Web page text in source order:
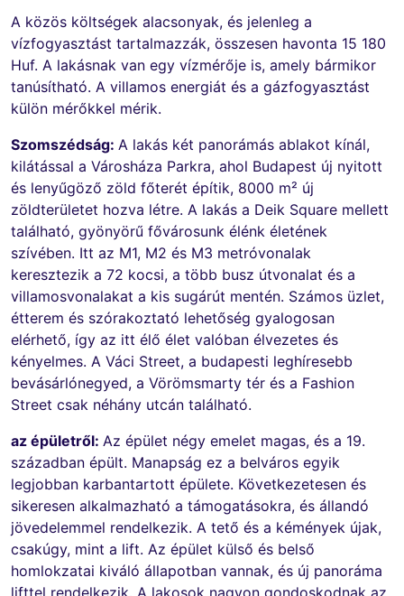
A közös költségek alacsonyak, és jelenleg a
vízfogyasztást tartalmazzák, összesen havonta 15 180
Huf. A lakásnak van egy vízmérője is, amely bármikor
tanúsítható. A villamos energiát és a gázfogyasztást
külön mérőkkel mérik.
Szomszédság: A lakás két panorámás ablakot kínál,
kilátással a Városháza Parkra, ahol Budapest új nyitott
és lenyűgöző zöld főterét építik, 8000 m² új
zöldterületet hozva létre. A lakás a Deik Square mellett
található, gyönyörű fővárosunk élénk életének
szívében. Itt az M1, M2 és M3 metróvonalak
keresztezik a 72 kocsi, a több busz útvonalat és a
villamosvonalakat a kis sugárút mentén. Számos üzlet,
étterem és szórakoztató lehetőség gyalogosan
elérhető, így az itt élő élet valóban élvezetes és
kényelmes. A Váci Street, a budapesti leghíresebb
bevásárlónegyed, a Vörömsmarty tér és a Fashion
Street csak néhány utcán található.
az épületről: Az épület négy emelet magas, és a 19.
században épült. Manapság ez a belváros egyik
legjobban karbantartott épülete. Következetesen és
sikeresen alkalmazható a támogatásokra, és állandó
jövedelemmel rendelkezik. A tető és a kémények újak,
csakúgy, mint a lift. Az épület külső és belső
homlokzatai kiváló állapotban vannak, és új panoráma
lifttel rendelkezik. A lakosok nagyon gondoskodnak az